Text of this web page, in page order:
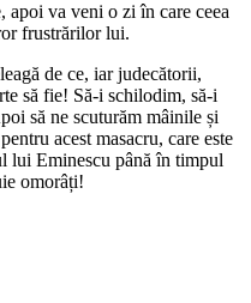
apoi va veni o zi în care ceea
frustrărilor lui.
de ce, iar judecătorii,
să fie! Să-i schilodim, să-i
să ne scuturăm mâinile și
acest masacru, care este
lui Eminescu până în timpul
omorâți!